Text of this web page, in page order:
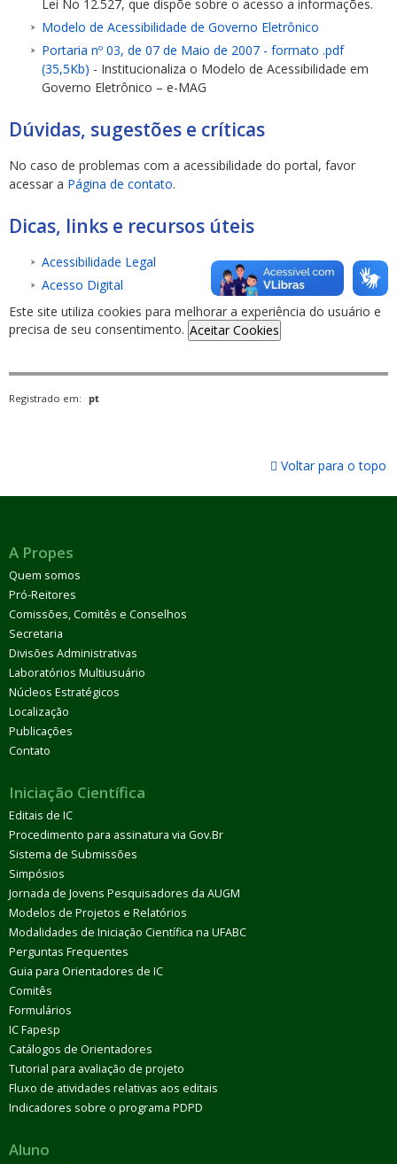
Lei No 12.527, que dispõe sobre o acesso a informações.
Modelo de Acessibilidade de Governo Eletrônico
Portaria nº 03, de 07 de Maio de 2007 - formato .pdf
(35,5Kb) - Institucionaliza o Modelo de Acessibilidade em
Governo Eletrônico – e-MAG
Dúvidas, sugestões e críticas
No caso de problemas com a acessibilidade do portal, favor
acessar a Página de contato.
Dicas, links e recursos úteis
Acessibilidade Legal
Acesso Digital
Este site utiliza cookies para melhorar a experiência do usuário e
precisa de seu consentimento. Aceitar Cookies
Registrado em: pt
Voltar para o topo
A Propes
Quem somos
Pró-Reitores
Comissões, Comitês e Conselhos
Secretaria
Divisões Administrativas
Laboratórios Multiusuário
Núcleos Estratégicos
Localização
Publicações
Contato
Iniciação Científica
Editais de IC
Procedimento para assinatura via Gov.Br
Sistema de Submissões
Simpósios
Jornada de Jovens Pesquisadores da AUGM
Modelos de Projetos e Relatórios
Modalidades de Iniciação Científica na UFABC
Perguntas Frequentes
Guia para Orientadores de IC
Comitês
Formulários
IC Fapesp
Catálogos de Orientadores
Tutorial para avaliação de projeto
Fluxo de atividades relativas aos editais
Indicadores sobre o programa PDPD
Aluno